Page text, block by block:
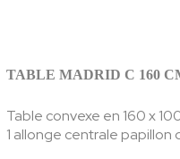
TABLE MADRID C 160
Table convexe en 160 x
1 allonge centrale papillon